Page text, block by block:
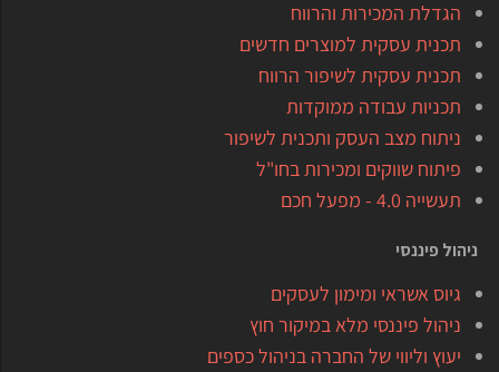
הגדלת המכירות והרווח
תכנית עסקית למוצרים חדשים
תכנית עסקית לשיפור הרווח
תכניות עבודה ממוקדות
ניתוח מצב העסק ותכנית לשיפור
פיתוח שווקים ומכירות בחו"ל
תעשייה 4.0 - מפעל חכם
ניהול פיננסי
גיוס אשראי ומימון לעסקים
ניהול פיננסי מלא במיקור חוץ
יעוץ וליווי של החברה בניהול כספים